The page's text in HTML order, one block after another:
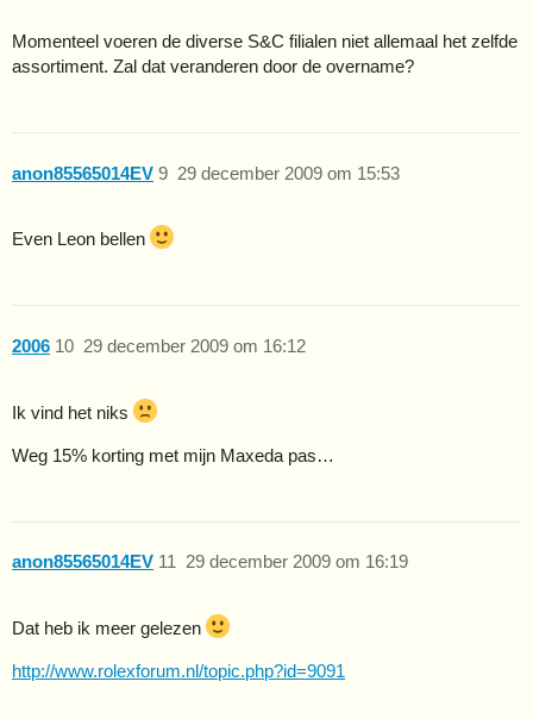
Momenteel voeren de diverse S&C filialen niet allemaal het zelfde
assortiment. Zal dat veranderen door de overname?
anon85565014EV 29 december 2009 om 15:53
9
Even Leon bellen
2006 29 december 2009 om 16:12
10
Ik vind het niks
Weg 15% korting met mijn Maxeda pas…
anon85565014EV 29 december 2009 om 16:19
11
Dat heb ik meer gelezen
http://www.rolexforum.nl/topic.php?id=9091